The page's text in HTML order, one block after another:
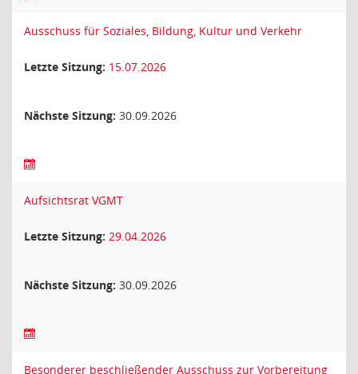
Ausschuss für Soziales, Bildung, Kultur und Verkehr
Letzte Sitzung: 15.07.2026
Nächste Sitzung: 30.09.2026
Aufsichtsrat VGMT
Letzte Sitzung: 29.04.2026
Nächste Sitzung: 30.09.2026
Besonderer beschließender Ausschuss zur Vorbereitung